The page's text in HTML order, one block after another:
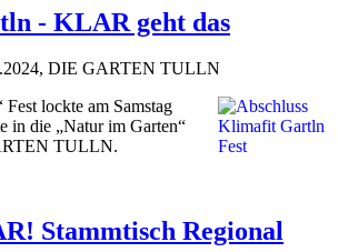
- KLAR geht das
DIE GARTEN TULLN
lockte am Samstag
in die „Natur im Garten“
TULLN.
Stammtisch Regional